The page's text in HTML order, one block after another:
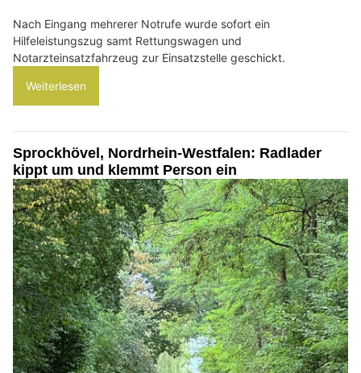
Nach Eingang mehrerer Notrufe wurde sofort ein
Hilfeleistungszug samt Rettungswagen und
Notarzteinsatzfahrzeug zur Einsatzstelle geschickt.
Weiterlesen
Sprockhövel, Nordrhein-Westfalen: Radlader
kippt um und klemmt Person ein